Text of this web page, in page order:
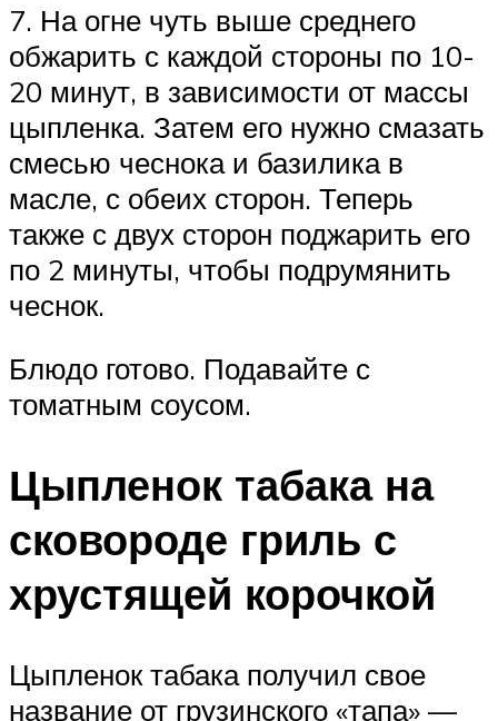
7. На огне чуть выше среднего
обжарить с каждой стороны по 10-
20 минут, в зависимости от массы
цыпленка. Затем его нужно смазать
смесью чеснока и базилика в
масле, с обеих сторон. Теперь
также с двух сторон поджарить его
по 2 минуты, чтобы подрумянить
чеснок.
Блюдо готово. Подавайте с
томатным соусом.
Цыпленок табака на
сковороде гриль с
хрустящей корочкой
Цыпленок табака получил свое
название от грузинского «тапа» —